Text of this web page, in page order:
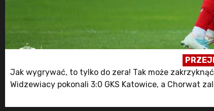
Jak wygrywać, to tylko do zera! Tak może
Widzewiacy pokonali 3:0 GKS Katowice, a Chorwat